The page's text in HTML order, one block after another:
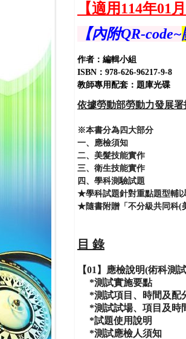
【適用114年01
【內附QR-code~
作者：編輯小組
ISBN：978-626-96217-9-8
教師專用配套：題庫光碟
依據勞動部勞動力發展
※本書分為四大部分
一、應檢須知
二、美髮技能實作
三、衛生技能實作
四、學科測驗試題
★學科試題針對重點題型輔
★隨書附贈「不分級共同科(
目 錄
【01】應檢說明(術科測
*測試實施要點
*測試項目、時間及配
*測試試場、項目及時
*試題使用說明
*測試應檢人須知